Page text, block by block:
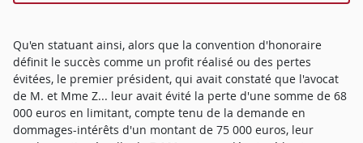
Qu'en statuant ainsi, alors que la convention d'honoraire
définit le succès comme un profit réalisé ou des pertes
évitées, le premier président, qui avait constaté que l'avocat
de M. et Mme Z... leur avait évité la perte d'une somme de 68
000 euros en limitant, compte tenu de la demande en
dommages-intérêts d'un montant de 75 000 euros, leur